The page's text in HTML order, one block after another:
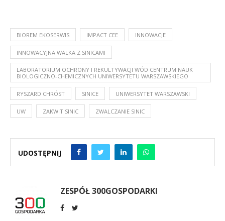
BIOREM EKOSERWIS IMPACT CEE INNOWACJE
INNOWACYJNA WALKA Z SINICAMI
LABORATORIUM OCHRONY I REKULTYWACJI WÓD CENTRUM NAUK
BIOLOGICZNO-CHEMICZNYCH UNIWERSYTETU WARSZAWSKIEGO
RYSZARD CHRÓST SINICE UNIWERSYTET WARSZAWSKI
UW ZAKWIT SINIC ZWALCZANIE SINIC
UDOSTĘPNIJ
ZESPÓŁ 300GOSPODARKI